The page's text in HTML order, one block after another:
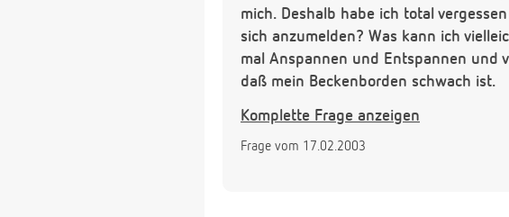
mich. Deshalb habe ich total
sich anzumelden? Was kann ich
mal Anspannen und Entspannen und
daß mein Beckenborden schwach ist.
Danke für Ihre Mühe
Komplette Frage anzeigen
Frage vom 17.02.2003